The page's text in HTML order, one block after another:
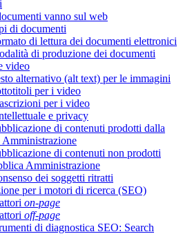
vanno sul web
di documenti
di lettura dei documenti elettronici
di produzione dei documenti
video
alternativo (alt text) per le immagini
per i video
per i video
e privacy
di contenuti prodotti dalla
Amministrazione
di contenuti non prodotti
Amministrazione
dei soggetti ritratti
per i motori di ricerca (SEO)
on-page
off-page
di diagnostica SEO: Search